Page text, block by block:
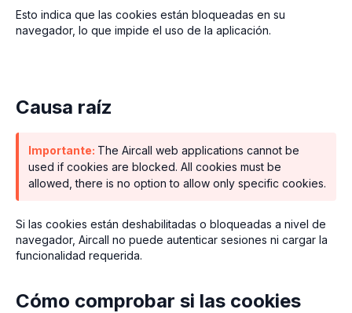
Esto indica que las cookies están bloqueadas en su
navegador, lo que impide el uso de la aplicación.
Causa raíz
Importante: The Aircall web applications cannot be
used if cookies are blocked. All cookies must be
allowed, there is no option to allow only specific cookies.
Si las cookies están deshabilitadas o bloqueadas a nivel de
navegador, Aircall no puede autenticar sesiones ni cargar la
funcionalidad requerida.
Cómo comprobar si las cookies